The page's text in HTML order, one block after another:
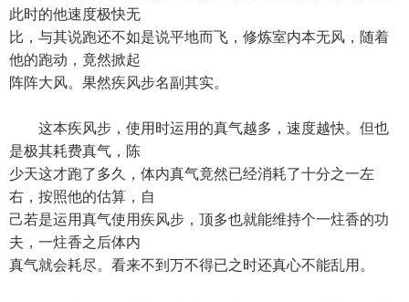
此时的他速度极快无
比，与其说跑还不如是说平地而飞，修炼室内本无风，随着
他的跑动，竟然掀起
阵阵大风。果然疾风步名副其实。
这本疾风步，使用时运用的真气越多，速度越快。但也
是极其耗费真气，陈
少天这才跑了多久，体内真气竟然已经消耗了十分之一左
右，按照他的估算，自
己若是运用真气使用疾风步，顶多也就能维持个一炷香的功
夫，一炷香之后体内
真气就会耗尽。看来不到万不得已之时还真心不能乱用。